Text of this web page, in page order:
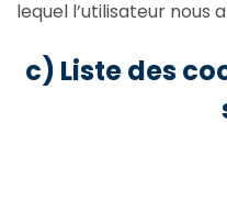
lequel l’utilisateur nous
c) Liste des